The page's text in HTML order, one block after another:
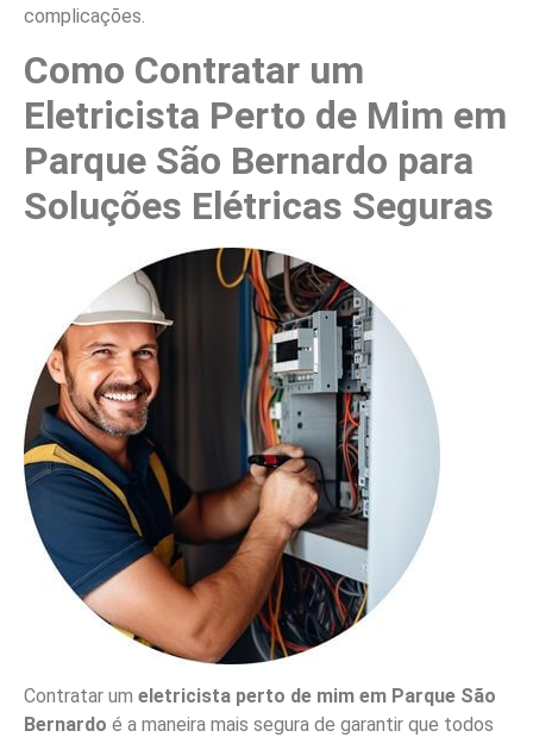
complicações.
Como Contratar um
Eletricista Perto de Mim em
Parque São Bernardo para
Soluções Elétricas Seguras
Contratar um eletricista perto de mim em Parque São
Bernardo é a maneira mais segura de garantir que todos